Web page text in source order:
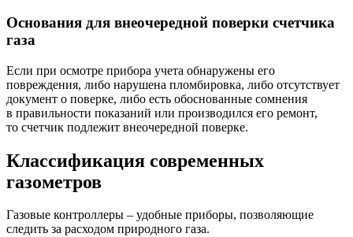
Основания для внеочередной поверки счетчика
газа
Если при осмотре прибора учета обнаружены его
повреждения, либо нарушена пломбировка, либо отсутствует
документ о поверке, либо есть обоснованные сомнения
в правильности показаний или производился его ремонт,
то счетчик подлежит внеочередной поверке.
Классификация современных
газометров
Газовые контроллеры – удобные приборы, позволяющие
следить за расходом природного газа.